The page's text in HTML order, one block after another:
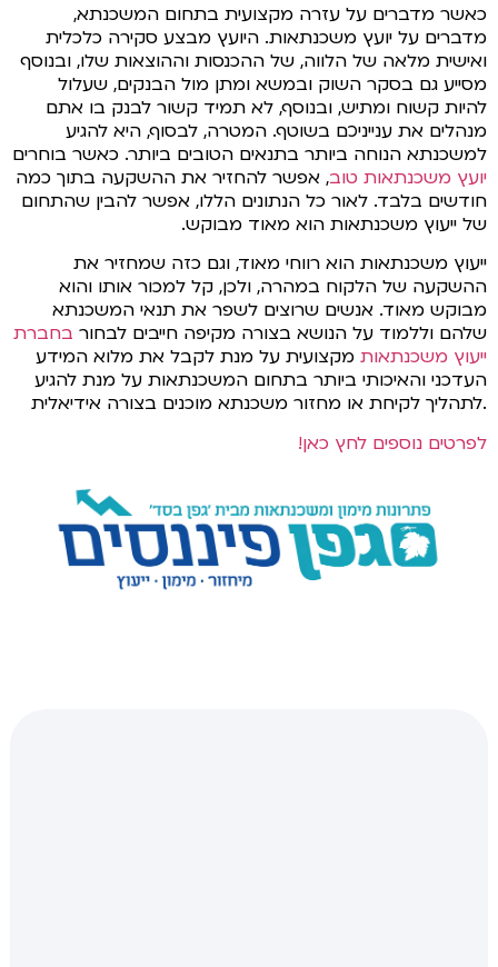
כאשר מדברים על עזרה מקצועית בתחום המשכנתא,
מדברים על יועץ משכנתאות. היועץ מבצע סקירה כלכלית
ואישית מלאה של הלווה, של ההכנסות וההוצאות שלו, ובנוסף
מסייע גם בסקר השוק ובמשא ומתן מול הבנקים, שעלול
להיות קשוח ומתיש, ובנוסף, לא תמיד קשור לבנק בו אתם
מנהלים את ענייניכם בשוטף. המטרה, לבסוף, היא להגיע
למשכנתא הנוחה ביותר בתנאים הטובים ביותר. כאשר בוחרים
יועץ משכנתאות טוב, אפשר להחזיר את ההשקעה בתוך כמה
חודשים בלבד. לאור כל הנתונים הללו, אפשר להבין שהתחום
של ייעוץ משכנתאות הוא מאוד מבוקש.
ייעוץ משכנתאות הוא רווחי מאוד, וגם כזה שמחזיר את
ההשקעה של הלקוח במהרה, ולכן, קל למכור אותו והוא
מבוקש מאוד. אנשים שרוצים לשפר את תנאי המשכנתא
שלהם וללמוד על הנושא בצורה מקיפה חייבים לבחור בחברת
ייעוץ משכנתאות מקצועית על מנת לקבל את מלוא המידע
העדכני והאיכותי ביותר בתחום המשכנתאות על מנת להגיע
לתהליך לקיחת או מחזור משכנתא מוכנים בצורה אידיאלית.
לפרטים נוספים לחץ כאן!